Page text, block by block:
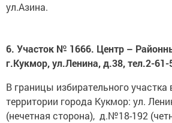
ул.Азина.
6. Участок № 1666. Центр –
г.Кукмор, ул.Ленина, д.38, тел.2-61-
В границы избирательного участка
территории города Кукмор: ул.
(нечетная сторона), д.№18-192